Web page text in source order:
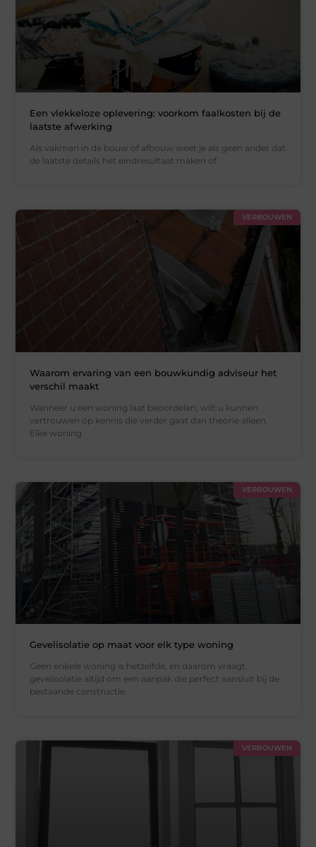
Een vlekkeloze oplevering: voorkom faalkosten bij de
laatste afwerking
Als vakman in de bouw of afbouw weet je als geen ander dat
de laatste details het eindresultaat maken of
VERBOUWEN
Waarom ervaring van een bouwkundig adviseur het
verschil maakt
Wanneer u een woning laat beoordelen, wilt u kunnen
vertrouwen op kennis die verder gaat dan theorie alleen.
Elke woning
VERBOUWEN
Gevelisolatie op maat voor elk type woning
Geen enkele woning is hetzelfde, en daarom vraagt
gevelisolatie altijd om een aanpak die perfect aansluit bij de
bestaande constructie.
VERBOUWEN